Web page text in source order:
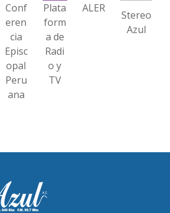
Conf
eren
cia
Episc
opal
Peru
ana
Plata
form
a de
Radi
o y
TV
ALER
Stereo
Azul